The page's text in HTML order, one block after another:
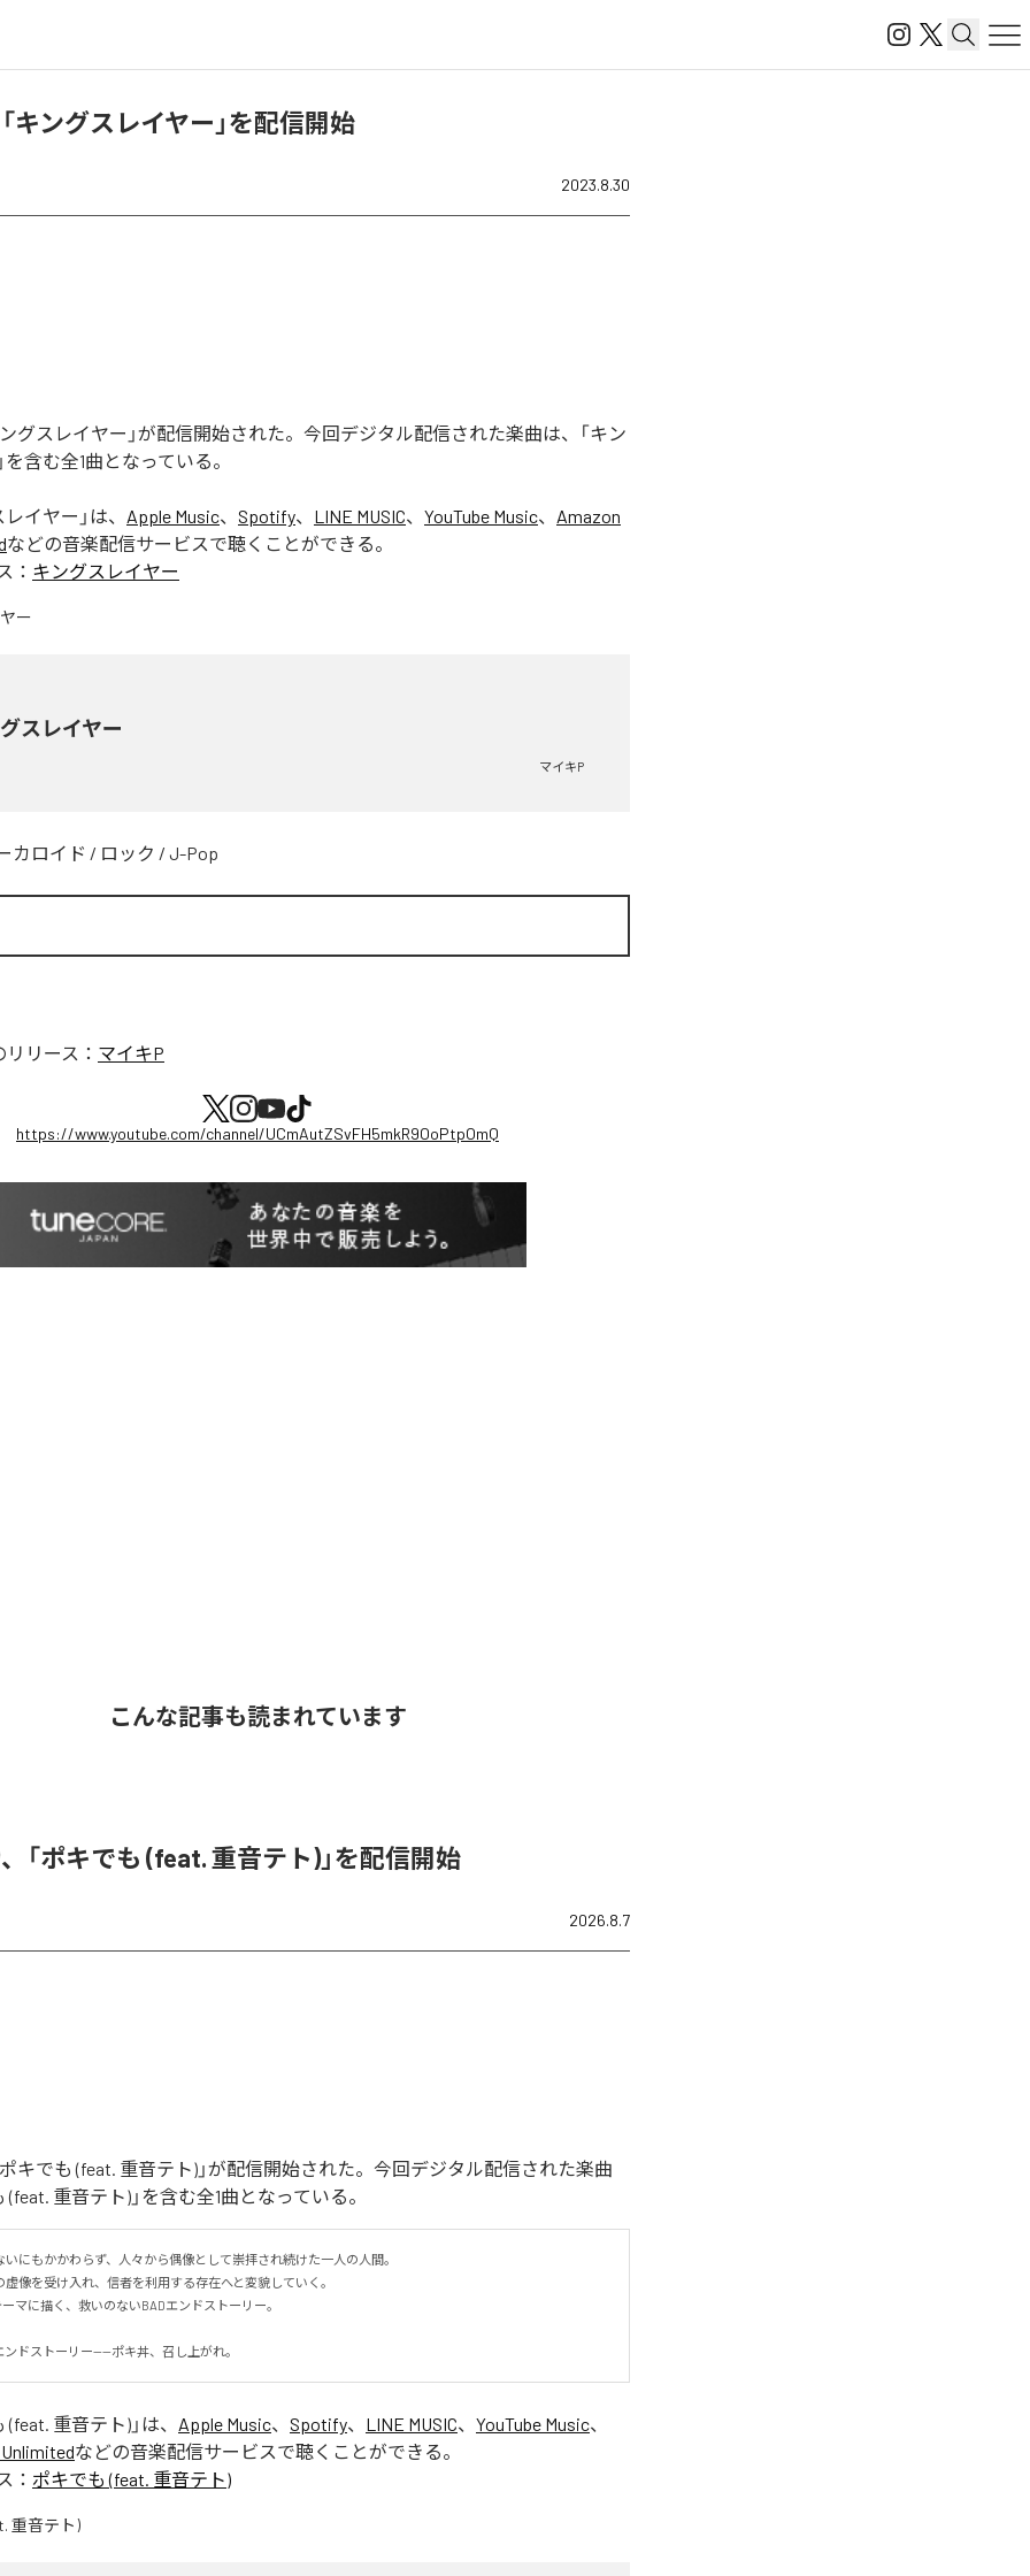
キングスレイヤー」を配信開始
2023.8.30
グスレイヤー」が配信開始された。今回デジタル配信された楽曲は、「キン
含む全1曲となっている。
レイヤー 」は、 Apple Music、 Spotify、 LINE MUSIC、 YouTube Music、 Amazon
などの音楽配信サービスで聴くことができる。
： キングスレイヤー
スレイヤー
マイキP
カロイド / ロック / J-Pop
リリース： マイキP
https://www.youtube.com/channel/UCmAutZSvFH5mkR9OoPtpOmQ
こんな記事も読まれています
「ポキでも (feat. 重音テト)」を配信開始
2026.8.7
キでも (feat. 重音テト)」が配信開始された。今回デジタル配信された楽曲
(feat. 重音テト)」を含む全1曲となっている。
にもかかわらず、人々から偶像として崇拝され続けた一人の人間。
像を受け入れ、信者を利用する存在へと変貌していく。
ーマに描く、救いのないBADエンドストーリー。
ンドストーリー——ポキ丼、召し上がれ。
(feat. 重音テト) 」は、 Apple Music、 Spotify、 LINE MUSIC、 YouTube Music、
などの音楽配信サービスで聴くことができる。
： ポキでも (feat. 重音テト)